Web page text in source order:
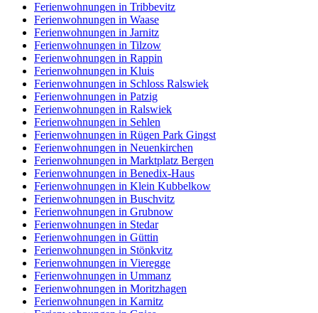
Ferienwohnungen in Tribbevitz
Ferienwohnungen in Waase
Ferienwohnungen in Jarnitz
Ferienwohnungen in Tilzow
Ferienwohnungen in Rappin
Ferienwohnungen in Kluis
Ferienwohnungen in Schloss Ralswiek
Ferienwohnungen in Patzig
Ferienwohnungen in Ralswiek
Ferienwohnungen in Sehlen
Ferienwohnungen in Rügen Park Gingst
Ferienwohnungen in Neuenkirchen
Ferienwohnungen in Marktplatz Bergen
Ferienwohnungen in Benedix-Haus
Ferienwohnungen in Klein Kubbelkow
Ferienwohnungen in Buschvitz
Ferienwohnungen in Grubnow
Ferienwohnungen in Stedar
Ferienwohnungen in Güttin
Ferienwohnungen in Stönkvitz
Ferienwohnungen in Vieregge
Ferienwohnungen in Ummanz
Ferienwohnungen in Moritzhagen
Ferienwohnungen in Karnitz